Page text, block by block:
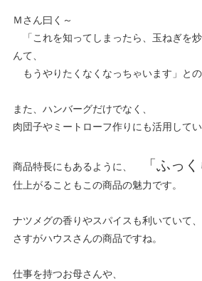
Ｍさん曰く～
「これを知ってしまったら、玉ねぎを
んて、
もうやりたくなくなっちゃいます」との
また、ハンバーグだけでなく、
肉団子やミートローフ作りにも活用してい
商品特長にもあるように、 「ふっく
仕上がることもこの商品の魅力です。
ナツメグの香りやスパイスも利いていて、
さすがハウスさんの商品ですね。
仕事を持つお母さんや、